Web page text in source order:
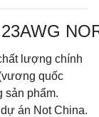
lượng chính
quốc
sản phẩm.
án Not China.